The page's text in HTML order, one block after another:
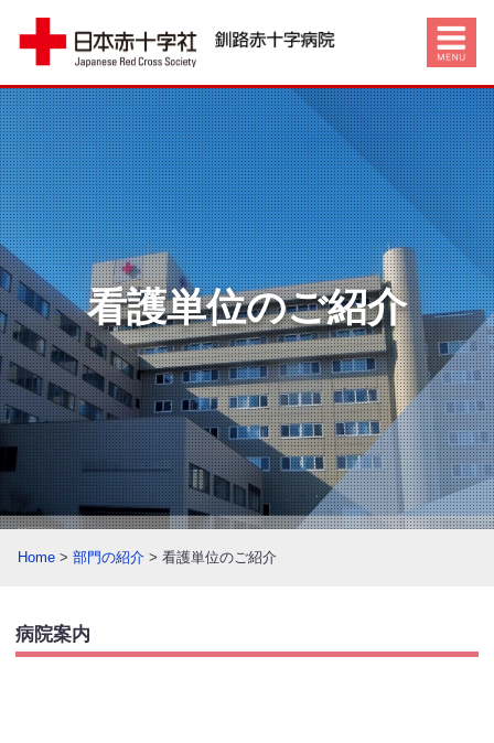
看護単位のご紹介
Home > 部門の紹介 > 看護単位のご紹介
病院案内